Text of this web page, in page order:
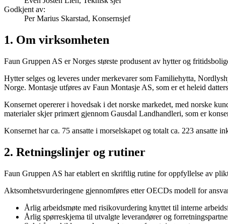
Godkjent av:
Per Marius Skarstad, Konsernsjef
1. Om virksomheten
Faun Gruppen AS er Norges største produsent av hytter og
Hytter selges og leveres under merkevarer som Familiehytta,
Norge. Montasje utføres av Faun Montasje AS, som er et heleid
Konsernet opererer i hovedsak i det norske markedet, med norske
materialer skjer primært gjennom Gausdal Landhandleri, som er
Konsernet har ca. 75 ansatte i morselskapet og totalt ca. 223 ansatte
2. Retningslinjer og rutiner
Faun Gruppen AS har etablert en skriftlig rutine for oppfyllelse av
Aktsomhetsvurderingene gjennomføres etter OECDs modell for
Årlig arbeidsmøte med risikovurdering knyttet til interne
Årlig spørreskjema til utvalgte leverandører og